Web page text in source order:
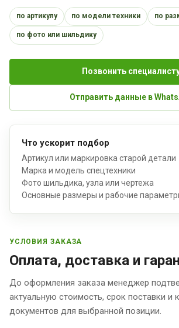
по артикулу по модели техники по
по фото или шильдику
Позвонить
Отправить данные в
Что ускорит подбор
Артикул или маркировка старой детали
Марка и модель спецтехники
Фото шильдика, узла или чертежа
Основные размеры и рабочие
УСЛОВИЯ ЗАКАЗА
Оплата, доставка и
До оформления заказа менеджер
актуальную стоимость, срок поставки и
документов для выбранной позиции.